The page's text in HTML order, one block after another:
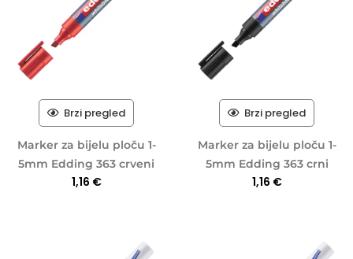
Brzi pregled
Marker za bijelu ploču 1-
5mm Edding 363 crveni
1,16 €
Brzi pregled
Marker za bijelu ploču 1-
5mm Edding 363 crni
1,16 €